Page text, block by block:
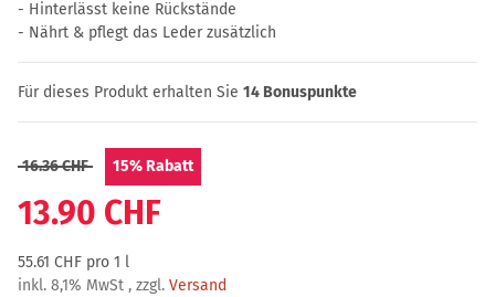
- Hinterlässt keine Rückstände
- Nährt & pflegt das Leder zusätzlich
Für dieses Produkt erhalten Sie 14 Bonuspunkte
16.36 CHF 15% Rabatt
13.90 CHF
55.61 CHF pro 1 l
inkl. 8,1% MwSt , zzgl. Versand